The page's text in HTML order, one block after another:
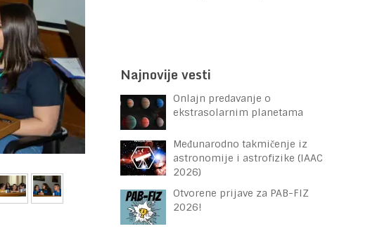
Najnovije vesti
Onlajn predavanje o
ekstrasolarnim planetama
Međunarodno takmičenje iz
astronomije i astrofizike (IAAC
2026)
Otvorene prijave za PAB-FIZ
2026!